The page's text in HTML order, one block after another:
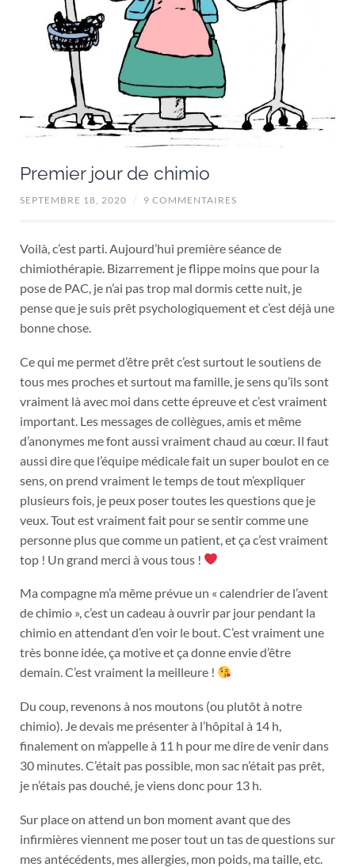
Premier jour de chimio
SEPTEMBRE 18, 2020 / 9 COMMENTAIRES
Voilà, c’est parti. Aujourd’hui première séance de
chimiothérapie. Bizarrement je flippe moins que pour la
pose de PAC, je n’ai pas trop mal dormis cette nuit, je
pense que je suis prêt psychologiquement et c’est déjà une
bonne chose.
Ce qui me permet d’être prêt c’est surtout le soutiens de
tous mes proches et surtout ma famille, je sens qu’ils sont
vraiment là avec moi dans cette épreuve et c’est vraiment
important. Les messages de collègues, amis et même
d’anonymes me font aussi vraiment chaud au cœur. Il faut
aussi dire que l’équipe médicale fait un super boulot en ce
sens, on prend vraiment le temps de tout m’expliquer
plusieurs fois, je peux poser toutes les questions que je
veux. Tout est vraiment fait pour se sentir comme une
personne plus que comme un patient, et ça c’est vraiment
top ! Un grand merci à vous tous !
Ma compagne m’a même prévue un « calendrier de l’avent
de chimio », c’est un cadeau à ouvrir par jour pendant la
chimio en attendant d’en voir le bout. C’est vraiment une
très bonne idée, ça motive et ça donne envie d’être
demain. C’est vraiment la meilleure !
Du coup, revenons à nos moutons (ou plutôt à notre
chimio). Je devais me présenter à l’hôpital à 14 h,
finalement on m’appelle à 11 h pour me dire de venir dans
30 minutes. C’était pas possible, mon sac n’était pas prêt,
je n’étais pas douché, je viens donc pour 13 h.
Sur place on attend un bon moment avant que des
infirmières viennent me poser tout un tas de questions sur
mes antécédents, mes allergies, mon poids, ma taille, etc.